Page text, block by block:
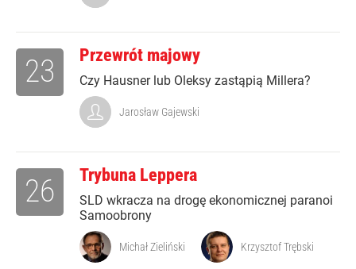
Przewrót majowy
Czy Hausner lub Oleksy zastąpią Millera?
23
Jarosław Gajewski
Trybuna Leppera
SLD wkracza na drogę ekonomicznej paranoi
Samoobrony
26
Michał Zieliński Krzysztof Trębski